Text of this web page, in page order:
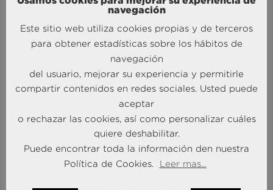
aquellos que caminan con más retraso en
una sociedad digital, que te recomienden es casi tan
valido como que te compren; y si quieres que te
recomienden, tu camino es evidente: invierte, ahora,
ya, en mejorar tu Experiencia de Cliente.
Photo by
navegación
Este sitio web utiliza cookies propias y de terceros
para obtener estadísticas sobre los hábitos de
navegación
del usuario, mejorar su experiencia y permitirle
compartir contenidos en redes sociales. Usted puede
aceptar
o rechazar las cookies, así como personalizar cuáles
quiere deshabilitar.
Puede encontrar toda la información den nuestra
Política de Cookies.
Leer mas...